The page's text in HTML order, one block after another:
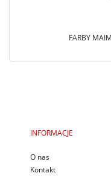
FARBY
INFORMACJE
O nas
Kontakt